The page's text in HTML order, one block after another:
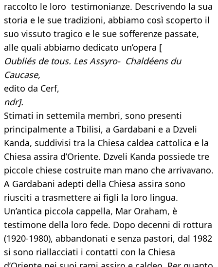
raccolto le loro testimonianze. Descrivendo la sua
storia e le sue tradizioni, abbiamo così scoperto il
suo vissuto tragico e le sue sofferenze passate,
alle quali abbiamo dedicato un’opera [
Oubliés de tous. Les Assyro- Chaldéens du
Caucase,
edito da Cerf,
ndr].
Stimati in settemila membri, sono presenti
principalmente a Tbilisi, a Gardabani e a Dzveli
Kanda, suddivisi tra la Chiesa caldea cattolica e la
Chiesa assira d’Oriente. Dzveli Kanda possiede tre
piccole chiese costruite man mano che arrivavano.
A Gardabani adepti della Chiesa assira sono
riusciti a trasmettere ai figli la loro lingua.
Un’antica piccola cappella, Mar Oraham, è
testimone della loro fede. Dopo decenni di rottura
(1920-1980), abbandonati e senza pastori, dal 1982
si sono riallacciati i contatti con la Chiesa